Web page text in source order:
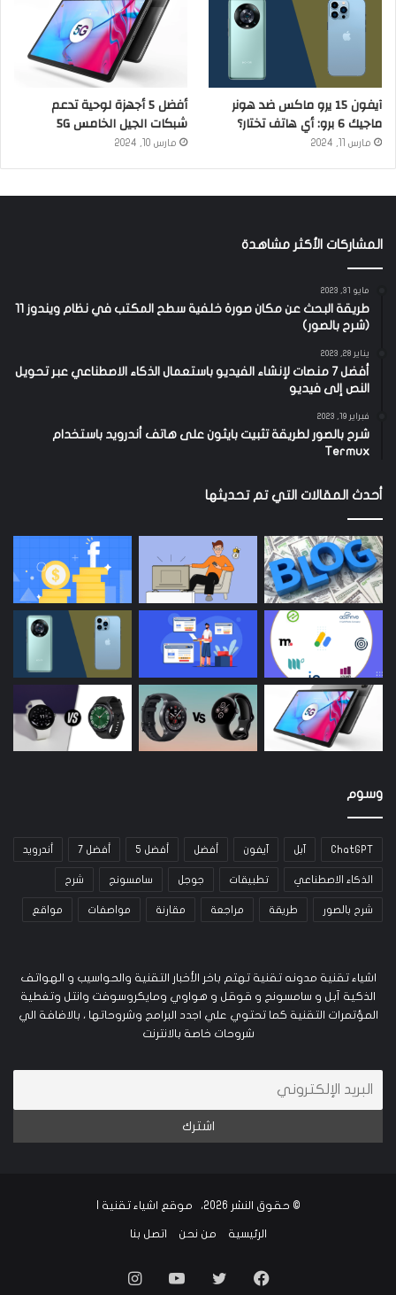
آيفون 15 يرو ماكس ضد هونر
ماجيك 6 برو: أي هاتف تختار؟
مارس 11, 2024
أفضل 5 أجهزة لوحية تدعم
شبكات الجيل الخامس 5G
مارس 10, 2024
المشاركات الأكثر مشاهدة
مايو 31, 2023
طريقة البحث عن مكان صورة خلفية سطح المكتب في نظام ويندوز 11
(شرح بالصور)
يناير 28, 2023
أفضل 7 منصات لإنشاء الفيديو باستعمال الذكاء الاصطناعي عبر تحويل
النص إلى فيديو
فبراير 19, 2023
شرح بالصور لطريقة تثبيت بايثون على هاتف أندرويد باستخدام
Termux
أحدث المقالات التي تم تحديثها
وسوم
ChatGPT آبل آيفون أفضل أفضل 5 أفضل 7 أندرويد
الذكاء الاصطناعي تطبيقات جوجل سامسونج شرح
شرح بالصور طريقة مراجعة مقارنة مواصفات مواقع
اشياء تقنية مدونه تقنية تهتم باخر الأخبار التقنية والحواسيب و الهواتف
الذكية آبل و سامسونج و قوقل و هواوي ومايكروسوفت وانتل وتغطية
المؤتمرات التقنية كما تحتوي علي اجدد البرامج وشروحاتها ، بالاضافة الي
شروحات خاصة بالانترنت
© حقوق النشر 2026، موقع اشياء تقنية |
الرئيسية من نحن اتصل بنا
فيسبوكتويتر يوتيوب